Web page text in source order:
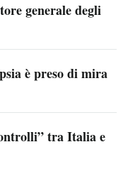
generale degli
è preso di mira
tra Italia e